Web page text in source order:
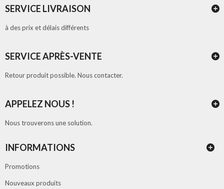
SERVICE LIVRAISON
à des prix et délais différents
SERVICE APRÈS-VENTE
Retour produit possible. Nous contacter.
APPELEZ NOUS !
Nous trouverons une solution.
INFORMATIONS
Promotions
Nouveaux produits